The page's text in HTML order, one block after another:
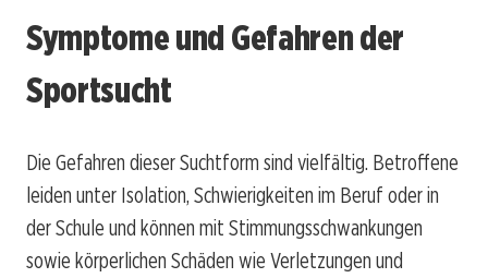
Symptome und Gefahren der
Sportsucht
Die Gefahren dieser Suchtform sind vielfältig. Betroffene
leiden unter Isolation, Schwierigkeiten im Beruf oder in
der Schule und können mit Stimmungsschwankungen
sowie körperlichen Schäden wie Verletzungen und